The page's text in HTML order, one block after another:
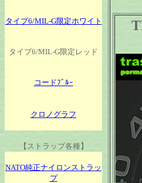
タイプ6/MIL-G限定ホワイト
タイプ6/MIL-G限定レッド
コードﾌﾞﾙｰ
クロノグラフ
【ストラップ各種】
NATO純正ナイロンストラッ
プ